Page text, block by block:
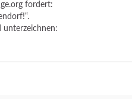
fordert:
unterzeichnen: